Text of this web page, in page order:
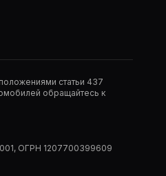
статьи 437
обращайтесь к
ОГРН 1207700399609